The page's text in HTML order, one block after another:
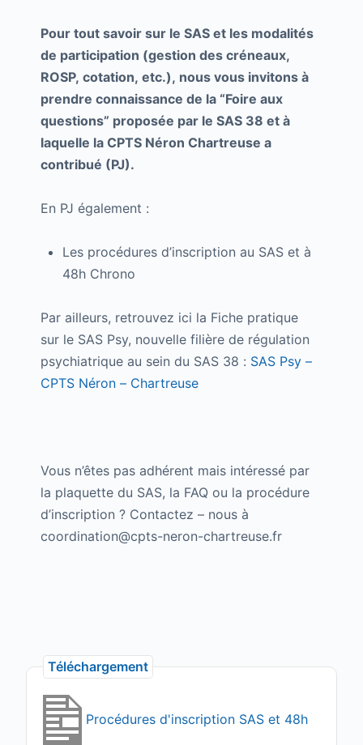
Pour tout savoir sur le SAS et les modalités
de participation (gestion des créneaux,
ROSP, cotation, etc.), nous vous invitons à
prendre connaissance de la “Foire aux
questions” proposée par le SAS 38 et à
laquelle la CPTS Néron Chartreuse a
contribué (PJ).
En PJ également :
Les procédures d’inscription au SAS et à
48h Chrono
Par ailleurs, retrouvez ici la Fiche pratique
sur le SAS Psy, nouvelle filière de régulation
psychiatrique au sein du SAS 38 : SAS Psy –
CPTS Néron – Chartreuse
Vous n’êtes pas adhérent mais intéressé par
la plaquette du SAS, la FAQ ou la procédure
d’inscription ? Contactez – nous à
coordination@cpts-neron-chartreuse.fr
Téléchargement
Procédures d'inscription SAS et 48h